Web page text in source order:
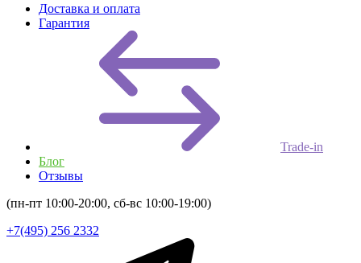
Доставка и оплата
Гарантия
Trade-in
Блог
Отзывы
(пн-пт 10:00-20:00, сб-вс 10:00-19:00)
+7(495) 256 2332